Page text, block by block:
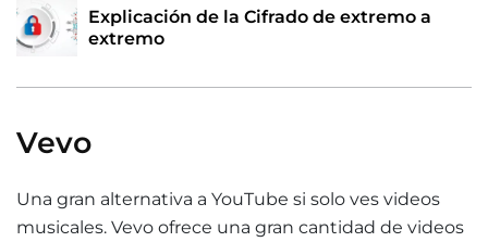
Explicación de la Cifrado de extremo a
extremo
Vevo
Una gran alternativa a YouTube si solo ves videos
musicales. Vevo ofrece una gran cantidad de videos